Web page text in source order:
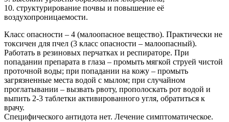
10. структурирование почвы и повышение её
воздухопроницаемости.
Класс опасности – 4 (малоопасное вещество). Практически не
токсичен для пчел (3 класс опасности – малоопасный).
Работать в резиновых перчатках и респираторе. При
попадании препарата в глаза – промыть мягкой струей чистой
проточной воды; при попадании на кожу – промыть
загрязненные места водой с мылом; при случайном
проглатывании – вызвать рвоту, прополоскать рот водой и
выпить 2-3 таблетки активированного угля, обратиться к
врачу.
Специфического антидота нет. Лечение симптоматическое.